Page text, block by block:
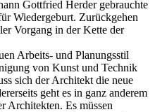
Gottfried Herder gebrauchte
Wiedergeburt. Zurückgehen
Vorgang in der Kette der
Arbeits- und Planungsstil
von Kunst und Technik
sich der Architekt die neue
geht es in ganz anderem
Architekten. Es müssen